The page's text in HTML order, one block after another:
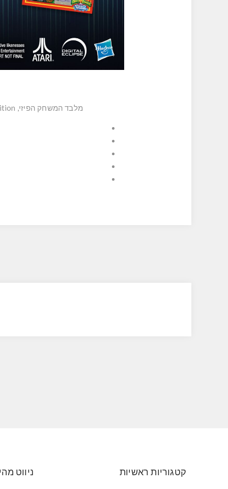
מלבד המשחק הפיזי, Mighty Morphin Power Rangers: Rita's Rewind – Deluxe Edition כוללת את הפריטים הבלעדיים הבאים:
קטגוריות ראשיות ניווט